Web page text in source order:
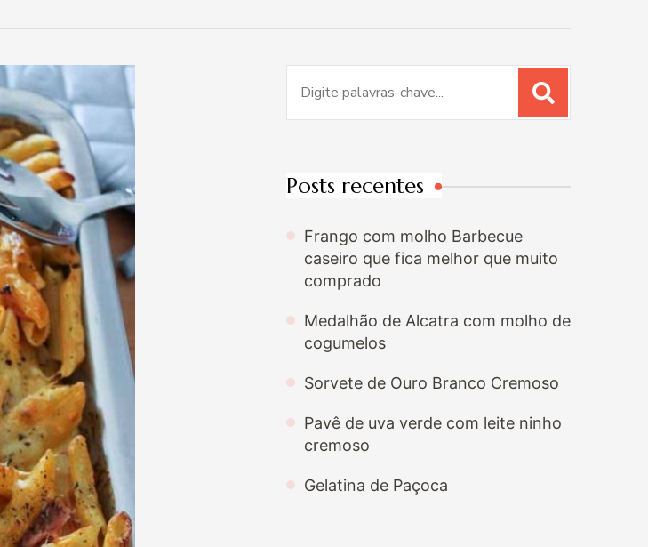
por:
Posts recentes
Frango com molho Barbecue
caseiro que fica melhor que muito
comprado
Medalhão de Alcatra com molho de
cogumelos
Sorvete de Ouro Branco Cremoso
Pavê de uva verde com leite ninho
cremoso
Gelatina de Paçoca